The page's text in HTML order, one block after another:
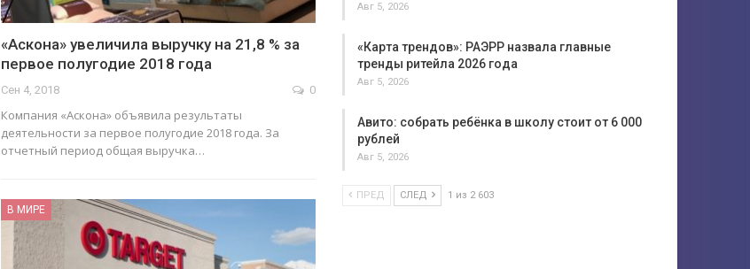
«Аскона» увеличила выручку на 21,8 % за
первое полугодие 2018 года
Сен 4, 2018 0
Компания «Аскона» объявила результаты
деятельности за первое полугодие 2018 года. За
отчетный период общая выручка…
В МИРЕ
Авг 5, 2026
«Карта трендов»: РАЭРР назвала главные
тренды ритейла 2026 года
Авг 5, 2026
Авито: собрать ребёнка в школу стоит от 6 000
рублей
Авг 5, 2026
ПРЕД СЛЕД 1 из 2 603